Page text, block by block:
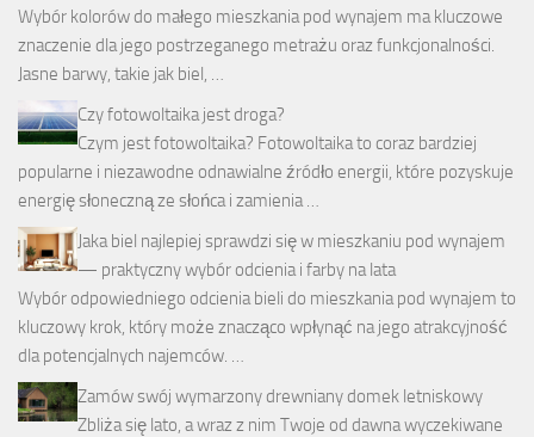
Wybór kolorów do małego mieszkania pod wynajem ma kluczowe
znaczenie dla jego postrzeganego metrażu oraz funkcjonalności.
Jasne barwy, takie jak biel, …
Czy fotowoltaika jest droga?
Czym jest fotowoltaika? Fotowoltaika to coraz bardziej
popularne i niezawodne odnawialne źródło energii, które pozyskuje
energię słoneczną ze słońca i zamienia …
Jaka biel najlepiej sprawdzi się w mieszkaniu pod wynajem
— praktyczny wybór odcienia i farby na lata
Wybór odpowiedniego odcienia bieli do mieszkania pod wynajem to
kluczowy krok, który może znacząco wpłynąć na jego atrakcyjność
dla potencjalnych najemców. …
Zamów swój wymarzony drewniany domek letniskowy
Zbliża się lato, a wraz z nim Twoje od dawna wyczekiwane